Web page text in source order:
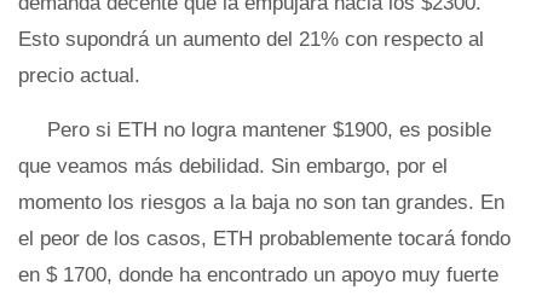
Esto supondrá un aumento del 21% con respecto al
precio actual.
Pero si ETH no logra mantener $1900, es posible
que veamos más debilidad. Sin embargo, por el
momento los riesgos a la baja no son tan grandes. En
el peor de los casos, ETH probablemente tocará fondo
en $ 1700, donde ha encontrado un apoyo muy fuerte